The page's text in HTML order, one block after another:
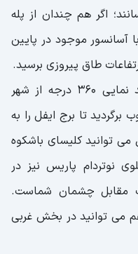
اگر هم چندان از پله
آسانسور موجود در پایین
طاق پیروزی برسید.
زمانی که در بالای طاق قرار گرفتید نمایی 360 درجه از شهر
تا برج ایفل را به
توانید کلیسای باشکوه
نوتردام پاریس نیز در
مقابل چشمان شماست.
می توانید در بخش غربی